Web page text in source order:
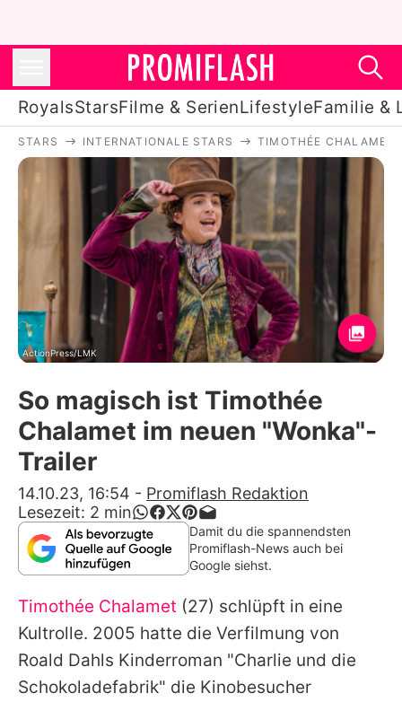
RoyalsStarsFilme & SerienLifestyleFamilie &
Royals
Stars
Filme & Serien
Lifestyle
Familie & Liebe
Promiflash Exklusiv
Alle Themen auf Promiflash
App runterladen
Team
Redaktionelle Richtlinien
Impressum
Datenschutzerklärung
Nutzungsbedingungen
STARS INTERNATIONALE STARS TIMOTHÉE CHALAMET
ActionPress/LMK
So magisch ist Timothée
Chalamet im neuen "Wonka"-
Trailer
14.10.23, 16:54 - Promiflash Redaktion
Lesezeit: 2 min
Damit du die spannendsten
Promiflash-News auch bei
Google siehst.
Timothée Chalamet (27) schlüpft in eine
Kultrolle. 2005 hatte die Verfilmung von
Roald Dahls Kinderroman "Charlie und die
Schokoladefabrik" die Kinobesucher